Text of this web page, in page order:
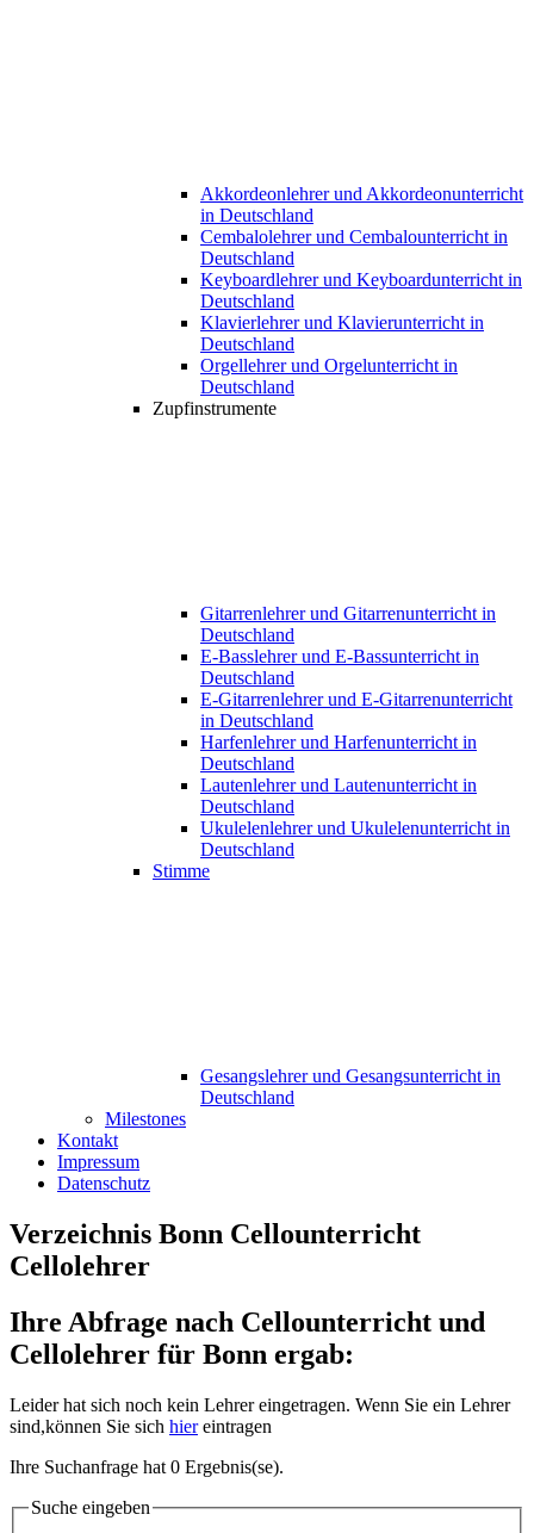
Akkordeonlehrer und Akkordeonunterricht
in Deutschland
Cembalolehrer und Cembalounterricht in
Deutschland
Keyboardlehrer und Keyboardunterricht in
Deutschland
Klavierlehrer und Klavierunterricht in
Deutschland
Orgellehrer und Orgelunterricht in
Deutschland
Zupfinstrumente
Gitarrenlehrer und Gitarrenunterricht in
Deutschland
E-Basslehrer und E-Bassunterricht in
Deutschland
E-Gitarrenlehrer und E-Gitarrenunterricht
in Deutschland
Harfenlehrer und Harfenunterricht in
Deutschland
Lautenlehrer und Lautenunterricht in
Deutschland
Ukulelenlehrer und Ukulelenunterricht in
Deutschland
Stimme
Gesangslehrer und Gesangsunterricht in
Deutschland
Milestones
Kontakt
Impressum
Datenschutz
Verzeichnis Bonn Cellounterricht
Cellolehrer
Ihre Abfrage nach Cellounterricht und
Cellolehrer für Bonn ergab:
Leider hat sich noch kein Lehrer eingetragen. Wenn Sie ein Lehrer
sind,können Sie sich hiereintragen
Ihre Suchanfrage hat 0 Ergebnis(se).
Suche eingeben